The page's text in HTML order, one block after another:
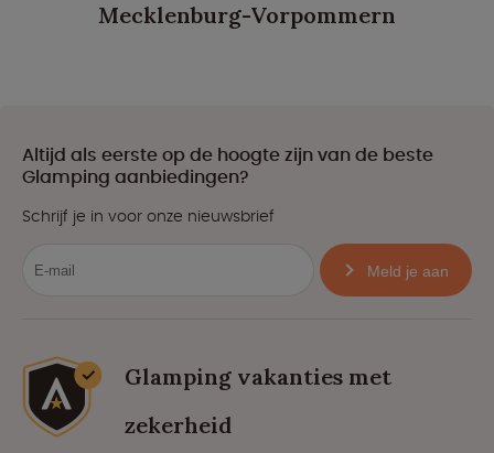
Mecklenburg-Vorpommern
Altijd als eerste op de hoogte zijn van de beste
Glamping aanbiedingen?
Schrijf je in voor onze nieuwsbrief
Meld je aan
Glamping vakanties met
zekerheid